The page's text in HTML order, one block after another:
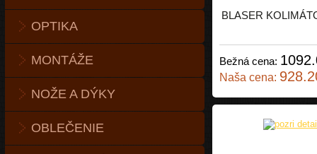
OPTIKA
MONTÁŽE
NOŽE A DÝKY
OBLEČENIE
BLASER
Bežná cena:
Naša cena: